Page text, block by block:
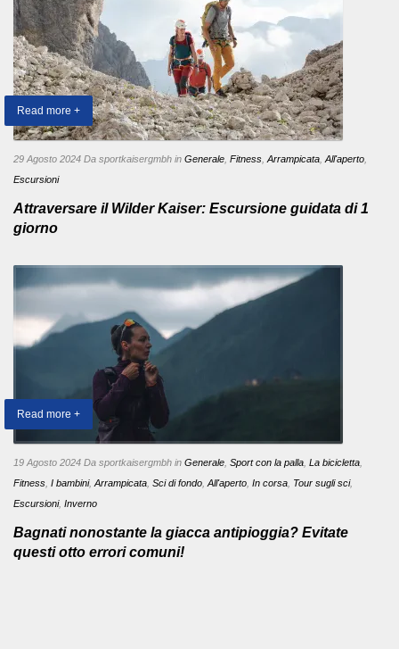
Read more +
29 Agosto 2024 Da sportkaisergmbh in Generale Fitness Arrampicata All'aperto
Escursioni
Attraversare il Wilder Kaiser: Escursione guidata di 1
giorno
Read more +
19 Agosto 2024 Da sportkaisergmbh in Generale Sport con la palla La bicicletta
Fitness I bambini, Arrampicata Sci di fondo All'aperto In corsa Tour sugli sci,
Escursioni, Inverno
Bagnati nonostante la giacca antipioggia? Evitate
questi otto errori comuni!